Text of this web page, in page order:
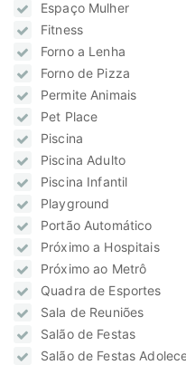
Espaço Mulher
Fitness
Forno a Lenha
Forno de Pizza
Permite Animais
Pet Place
Piscina
Piscina Adulto
Piscina Infantil
Playground
Portão Automático
Próximo a Hospitais
Próximo ao Metrô
Quadra de Esportes
Sala de Reuniões
Salão de Festas
Salão de Festas